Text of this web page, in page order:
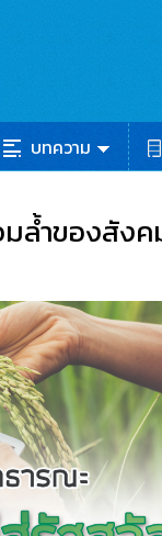
บทความ
มล้ำของสังค